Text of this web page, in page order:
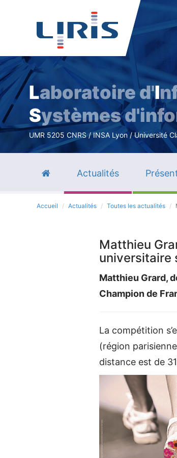
Laboratoire d'I
Systèmes
UMR 5205 CNRS / INSA Lyon / Université
Actualités
Accueil Actualités Toutes les actualités
Matthieu
universitaire
Matthieu Grard,
Champion de
La compétition
(région
distance est de